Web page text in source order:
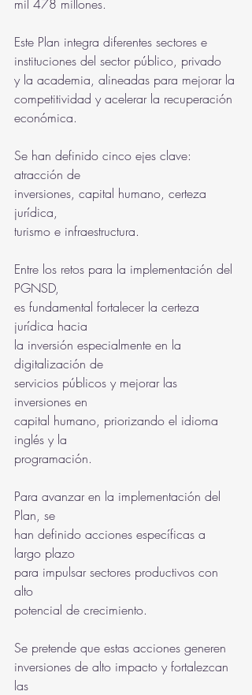
mil 478 millones.
Este Plan integra diferentes sectores e
instituciones del sector público, privado
y la academia, alineadas para mejorar la
competitividad y acelerar la recuperación
económica.
Se han definido cinco ejes clave:
atracción de
inversiones, capital humano, certeza
jurídica,
turismo e infraestructura.
Entre los retos para la implementación del
PGNSD,
es fundamental fortalecer la certeza
jurídica hacia
la inversión especialmente en la
digitalización de
servicios públicos y mejorar las
inversiones en
capital humano, priorizando el idioma
inglés y la
programación.
Para avanzar en la implementación del
Plan, se
han definido acciones específicas a
largo plazo
para impulsar sectores productivos con
alto
potencial de crecimiento.
Se pretende que estas acciones generen
inversiones de alto impacto y fortalezcan
las